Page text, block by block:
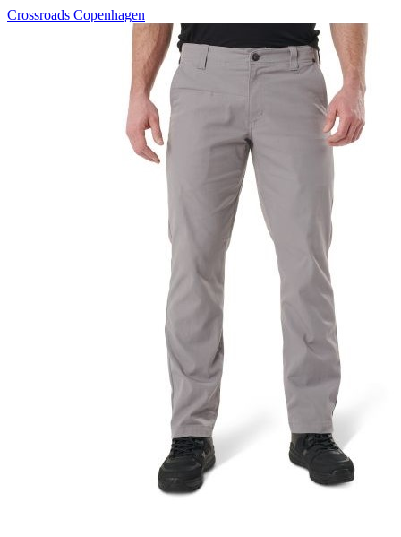
Crossroads Copenhagen